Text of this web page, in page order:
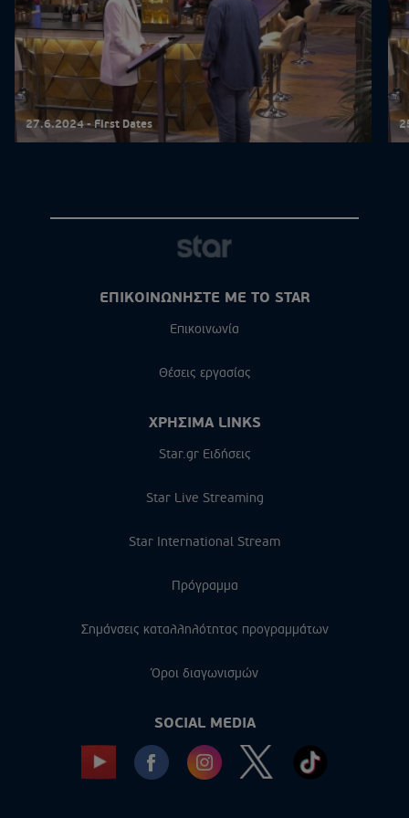
27.6.2024 - First Dates
ΕΠΙΚΟΙΝΩΝΗΣΤΕ ΜΕ ΤΟ STAR
Επικοινωνία
Θέσεις εργασίας
ΧΡΗΣΙΜΑ LINKS
Star.gr Ειδήσεις
Star Live Streaming
Star International Stream
Πρόγραμμα
Σημάνσεις καταλληλότητας προγραμμάτων
Όροι διαγωνισμών
SOCIAL MEDIA